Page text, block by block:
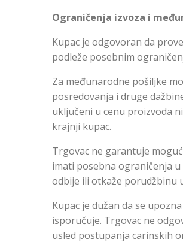
Ograničenja izvoza i
Kupac je odgovoran da
podleže posebnim
Za međunarodne pošiljke
posredovanja i druge
uključeni u cenu proizvoda
krajnji kupac.
Trgovac ne garantuje
imati posebna ograničenja
odbije ili otkaže porudžbinu
Kupac je dužan da se
isporučuje. Trgovac ne
usled postupanja carinskih